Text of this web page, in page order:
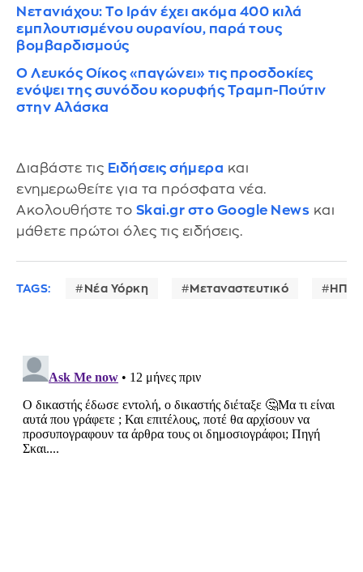
Νετανιάχου: Το Ιράν έχει ακόμα 400 κιλά
εμπλουτισμένου ουρανίου, παρά τους
βομβαρδισμούς
Ο Λευκός Οίκος «παγώνει» τις προσδοκίες
ενόψει της συνόδου κορυφής Τραμπ-Πούτιν
στην Αλάσκα
Διαβάστε τις Ειδήσεις σήμερα και
ενημερωθείτε για τα πρόσφατα νέα.
Ακολουθήστε το Skai.gr στο Google News και
μάθετε πρώτοι όλες τις ειδήσεις.
TAGS: Νέα Υόρκη Μεταναστευτικό ΗΠΑ